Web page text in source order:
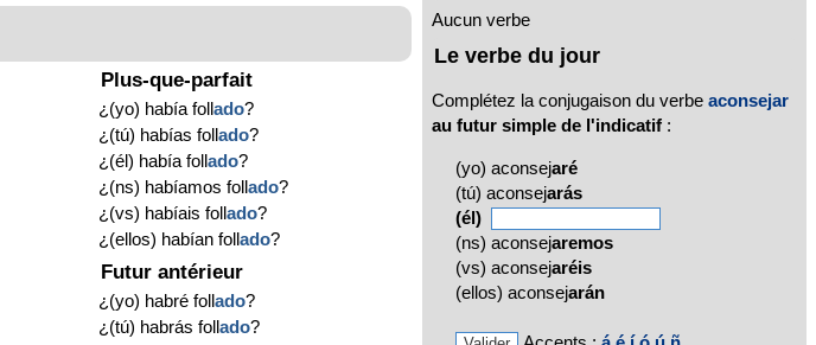
Plus-que-parfait
¿(yo) había follado?
¿(tú) habías follado?
¿(él) había follado?
¿(ns) habíamos follado?
¿(vs) habíais follado?
¿(ellos) habían follado?
Futur antérieur
¿(yo) habré follado?
¿(tú) habrás follado?
Aucun verbe
Le verbe du jour
Complétez la conjugaison du verbe aconsejar
au futur simple de l'indicatif :
(yo) aconsejaré
(tú) aconsejarás
(él)
(ns) aconsejaremos
(vs) aconsejaréis
(ellos) aconsejarán